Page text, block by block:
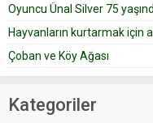
Oyuncu Ünal Silver 75
Hayvanların kurtarmak için
Çoban ve Köy Ağası
Kategoriler